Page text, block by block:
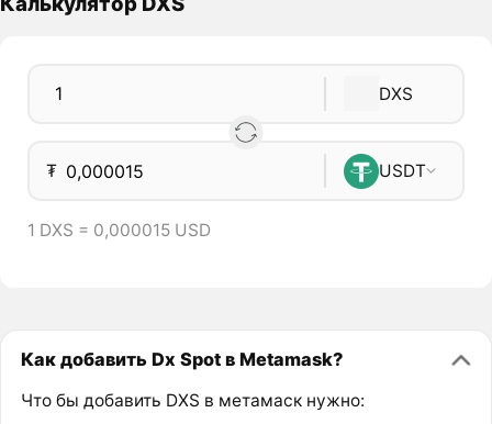
DXS
₮ USDT
1 DXS = 0,000015 USD
Как добавить Dx Spot в Metamask?
Что бы добавить DXS в метамаск нужно: